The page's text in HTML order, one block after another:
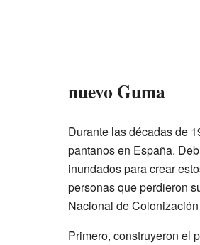
nuevo Guma
Durante las décadas de
pantanos en España.
inundados para crear
personas que perdieron
Nacional de
Primero, construyeron el